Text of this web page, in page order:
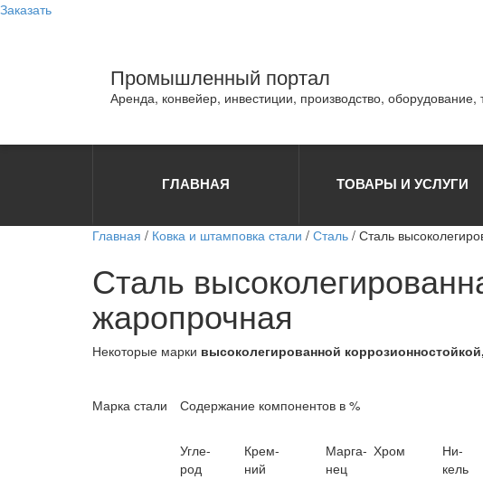
Заказать
Промышленный портал
Аренда, конвейер, инвестиции, производство, оборудование,
ГЛАВНАЯ ТОВАРЫ И УСЛУГИ
Главная / Ковка и штамповка стали / Сталь / Сталь
Сталь
жаропрочная
Некоторые марки высоколегированной
Марка стали Содержание компонентов в %
Угле-
род
Крем-
ний
Марга-
нец
Хром
Ни-
кель